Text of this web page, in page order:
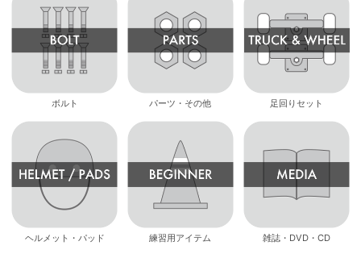
ボルト パーツ・その他 足回りセット
ヘルメット・パッド 練習用アイテム 雑誌・DVD・CD